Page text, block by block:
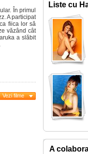
În primul
A participat
fiica lor să
văzând cât
a slăbit
Vezi filme
Liste cu
A